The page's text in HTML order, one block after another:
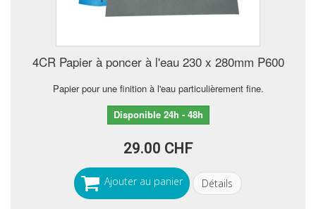
4CR Papier à poncer à l'eau 230 x 280mm P600
Papier pour une finition à l'eau particulièrement fine.
Disponible 24h - 48h
29.00 CHF
Ajouter au panier Détails